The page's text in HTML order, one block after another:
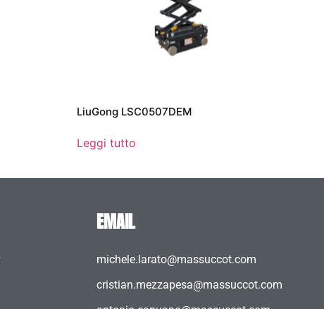
LiuGong LSC0507DEM
Leggi tutto
EMAIL
michele.larato@massuccot.com
cristian.mezzapesa@massuccot.com